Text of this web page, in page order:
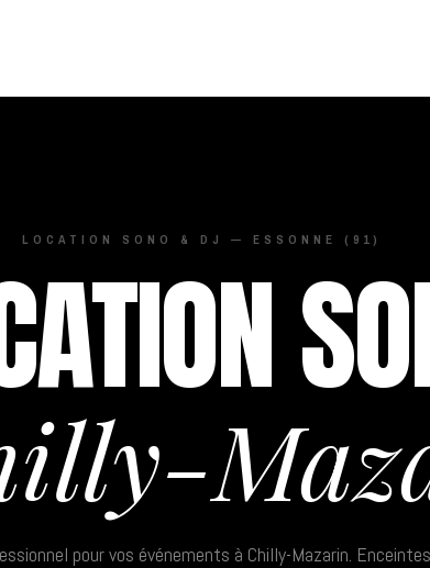
LOCATION SONO & DJ — ESSONNE (91)
pour vos événements à Chilly-Mazarin.